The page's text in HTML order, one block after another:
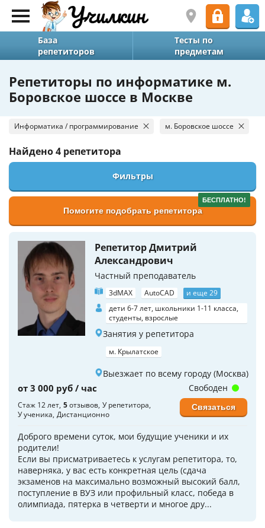
База
репетиторов
Тесты по
предметам
Репетиторы по информатике м.
Боровское шоссе в Москве
Информатика / программирование м. Боровское шоссе
Найдено4 репетитора
Фильтры
БЕСПЛАТНО!
Помогите подобрать репетитора
Репетитор Дмитрий
Александрович
Частный преподаватель
3dMAX AutoCAD
и еще 29
дети 6-7 лет, школьники 1-11 класса,
студенты, взрослые
Занятия у репетитора
м. Крылатское
Выезжает по всему городу (Москва)
от 3 000 руб / час
Стаж 12 лет 5отзывов У репетитора
У ученика Дистанционно
Доброго времени суток, мои будущие ученики и их
родители!
Если вы присматриваетесь к услугам репетитора, то,
наверняка, у вас есть конкретная цель (сдача
экзаменов на максимально возможный высокий балл,
поступление в ВУЗ или профильный класс, победа в
олимпиада, пятерка в четверти и многое дру...
Свободен
Связаться